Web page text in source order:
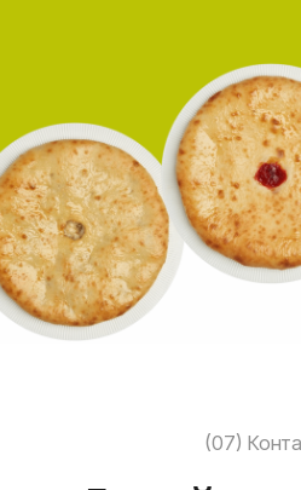
©2026 BONUMFOOD
Все права защищены
Политика конфиденциальности
Разработка сайта
Скрябина Анастасия